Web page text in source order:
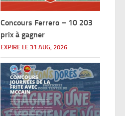
Concours Ferrero – 10 203
prix à gagner
EXPIRE LE 31 AUG, 2026